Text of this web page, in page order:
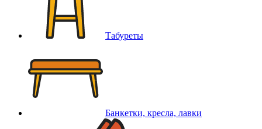
Табуреты
Банкетки, кресла, лавки